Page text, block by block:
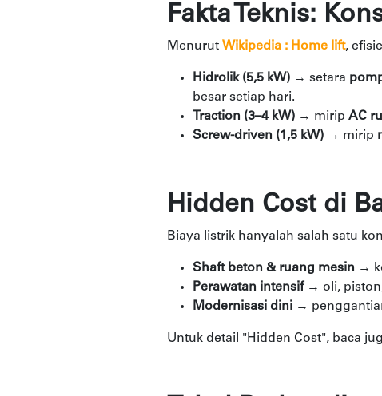
Fakta Teknis:
Menurut Wikipedia : Home lift,
Hidrolik (5,5 kW) → setara
besar setiap hari.
Traction (3–4 kW) → mirip AC
Screw-driven (1,5 kW) → mirip
Hidden Cost di
Biaya listrik hanyalah salah satu
Shaft beton & ruang mesin →
Perawatan intensif→ oli, piston,
Modernisasi dini →
Untuk detail "Hidden Cost", baca